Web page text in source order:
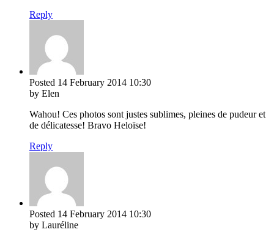
Reply
Posted 14 February 2014 10:30
by Elen
Wahou! Ces photos sont justes sublimes, pleines de pudeur et
de délicatesse! Bravo Heloïse!
Reply
Posted 14 February 2014 10:30
by Lauréline